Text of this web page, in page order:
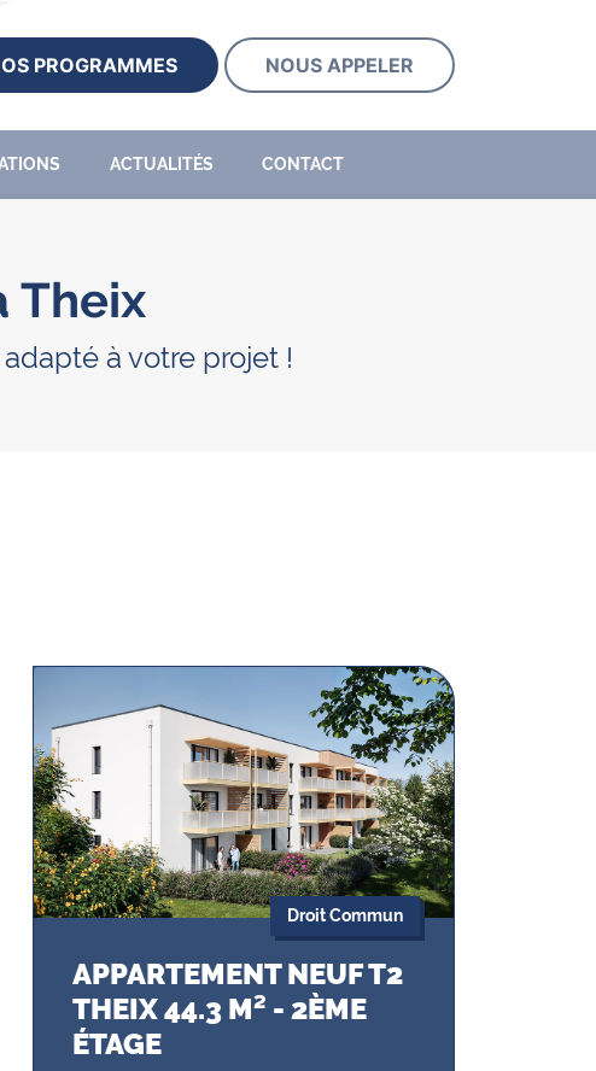
PROGRAMMES NOUS APPELER
ACTUALITÉS CONTACT
Theix
à votre projet !
Droit Commun
APPARTEMENT NEUF T2
THEIX 44.3 M² - 2ÈME
ÉTAGE